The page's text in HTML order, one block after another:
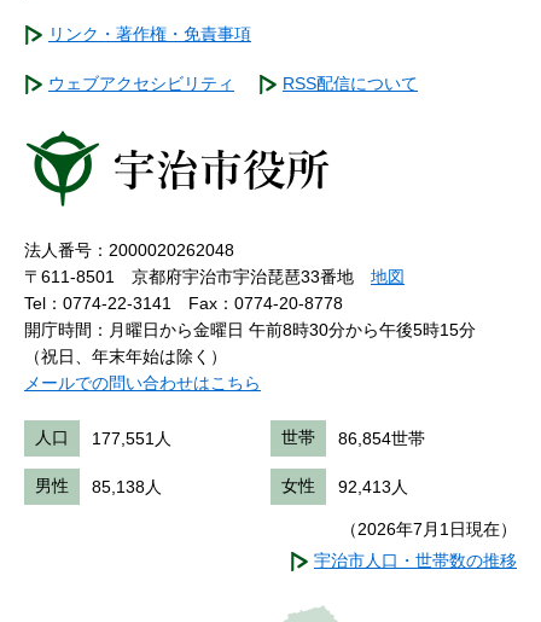
リンク・著作権・免責事項
ウェブアクセシビリティ RSS配信について
法人番号：2000020262048
〒611-8501 京都府宇治市宇治琵琶33番地 地図
Tel：0774-22-3141
Fax：0774-20-8778
開庁時間：月曜日から金曜日 午前8時30分から午後5時15分
（祝日、年末年始は除く）
メールでの問い合わせはこちら
人口 177,551人 世帯 86,854世帯
男性 85,138人 女性 92,413人
（2026年7月1日現在）
宇治市人口・世帯数の推移